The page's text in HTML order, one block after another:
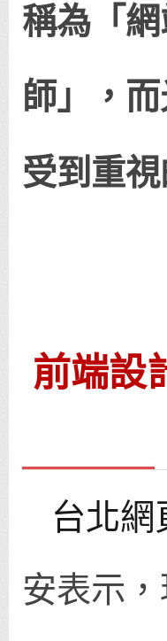
稱為「
師」，
受到重視
前端設
台北網
安表示